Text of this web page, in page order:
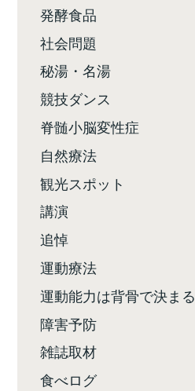
発酵食品
社会問題
秘湯・名湯
競技ダンス
脊髄小脳変性症
自然療法
観光スポット
講演
追悼
運動療法
運動能力は背骨で決まる
障害予防
雑誌取材
食べログ